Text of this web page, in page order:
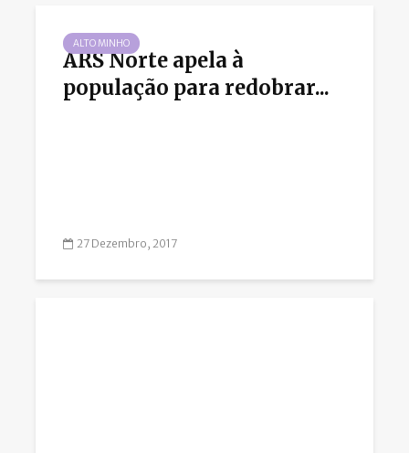
ALTO MINHO
ARS Norte apela à
população para redobrar...
27 Dezembro, 2017